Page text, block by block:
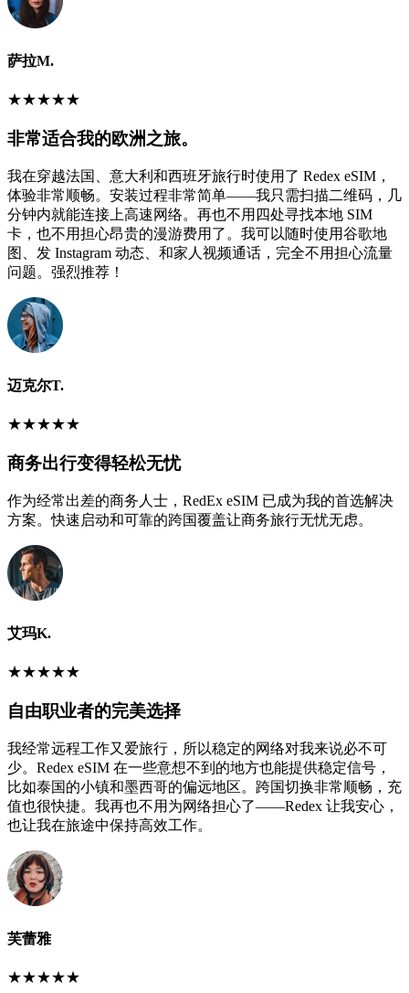
萨拉M.
★★★★★
非常适合我的欧洲之旅。
我在穿越法国、意大利和西班牙旅行时使用了 Redex eSIM，
体验非常顺畅。安装过程非常简单——我只需扫描二维码，几
分钟内就能连接上高速网络。再也不用四处寻找本地 SIM
卡，也不用担心昂贵的漫游费用了。我可以随时使用谷歌地
图、发 Instagram 动态、和家人视频通话，完全不用担心流量
问题。强烈推荐！
迈克尔T.
★★★★★
商务出行变得轻松无忧
作为经常出差的商务人士，RedEx eSIM 已成为我的首选解决
方案。快速启动和可靠的跨国覆盖让商务旅行无忧无虑。
艾玛K.
★★★★★
自由职业者的完美选择
我经常远程工作又爱旅行，所以稳定的网络对我来说必不可
少。Redex eSIM 在一些意想不到的地方也能提供稳定信号，
比如泰国的小镇和墨西哥的偏远地区。跨国切换非常顺畅，充
值也很快捷。我再也不用为网络担心了——Redex 让我安心，
也让我在旅途中保持高效工作。
芙蕾雅
★★★★★